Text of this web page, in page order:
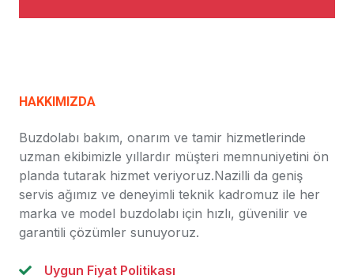
HAKKIMIZDA
Buzdolabı bakım, onarım ve tamir hizmetlerinde
uzman ekibimizle yıllardır müşteri memnuniyetini ön
planda tutarak hizmet veriyoruz.Nazilli da geniş
servis ağımız ve deneyimli teknik kadromuz ile her
marka ve model buzdolabı için hızlı, güvenilir ve
garantili çözümler sunuyoruz.
Uygun Fiyat Politikası